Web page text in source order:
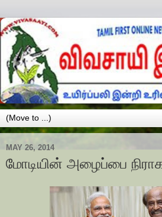
MAY 26, 2014
மோடியின் அழைப்பை